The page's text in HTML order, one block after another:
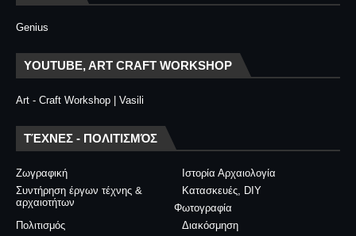
Genius
YOUTUBE, ART CRAFT WORKSHOP
Art - Craft Workshop | Vasili
ΤΈΧΝΕΣ - ΠΟΛΙΤΙΣΜΌΣ
Ζωγραφική
Ιστορία Αρχαιολογία
Συντήρηση έργων τέχνης &
αρχαιοτήτων
Κατασκευές, DIY
Φωτογραφία
Διακόσμηση
Πολιτισμός